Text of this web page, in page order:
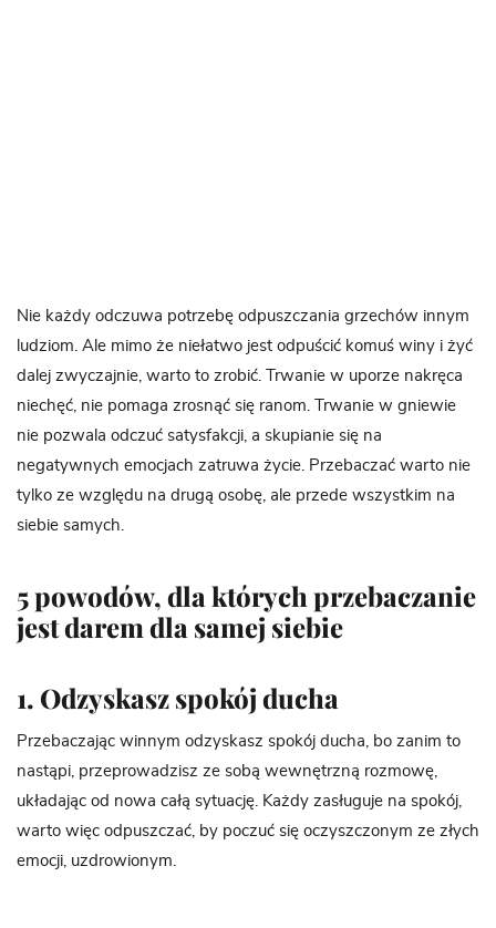
Nie każdy odczuwa potrzebę odpuszczania grzechów innym
ludziom. Ale mimo że niełatwo jest odpuścić komuś winy i żyć
dalej zwyczajnie, warto to zrobić. Trwanie w uporze nakręca
niechęć, nie pomaga zrosnąć się ranom. Trwanie w gniewie
nie pozwala odczuć satysfakcji, a skupianie się na
negatywnych emocjach zatruwa życie. Przebaczać warto nie
tylko ze względu na drugą osobę, ale przede wszystkim na
siebie samych.
5 powodów, dla których przebaczanie
jest darem dla samej siebie
1. Odzyskasz spokój ducha
Przebaczając winnym odzyskasz spokój ducha, bo zanim to
nastąpi, przeprowadzisz ze sobą wewnętrzną rozmowę,
układając od nowa całą sytuację. Każdy zasługuje na spokój,
warto więc odpuszczać, by poczuć się oczyszczonym ze złych
emocji, uzdrowionym.